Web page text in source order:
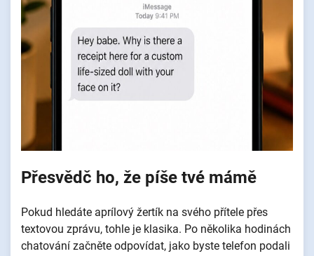
Přesvědč ho, že píše tvé mámě
Pokud hledáte aprílový žertík na svého přítele přes
textovou zprávu, tohle je klasika. Po několika hodinách
chatování začněte odpovídat, jako byste telefon podali